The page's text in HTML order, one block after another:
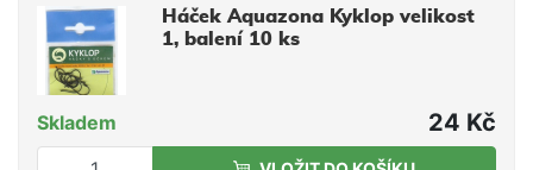
Háček Aquazona Kyklop velikost
1, balení 10 ks
Skladem 24 Kč